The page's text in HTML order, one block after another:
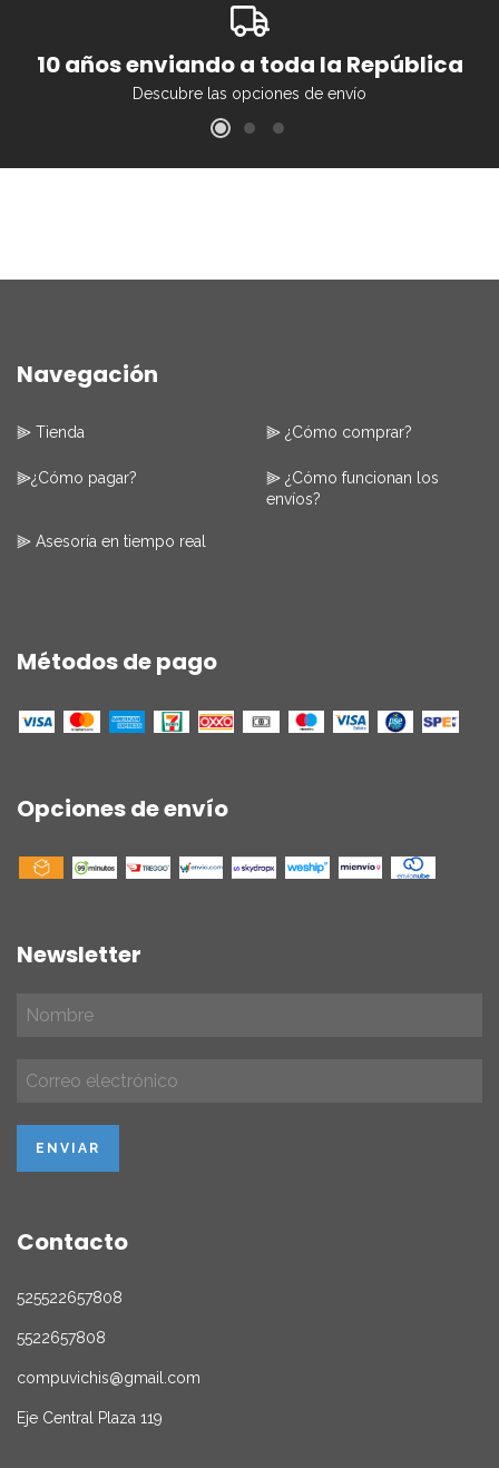
10 años enviando a toda la República
Descubre las opciones de envío
Navegación
⫸ Tienda ⫸ ¿Cómo comprar?
⫸¿Cómo pagar?
⫸ ¿Cómo funcionan los
envíos?
⫸ Asesoría en tiempo real
Métodos de pago
Opciones de envío
Newsletter
Contacto
525522657808
5522657808
compuvichis@gmail.com
Eje Central Plaza 119